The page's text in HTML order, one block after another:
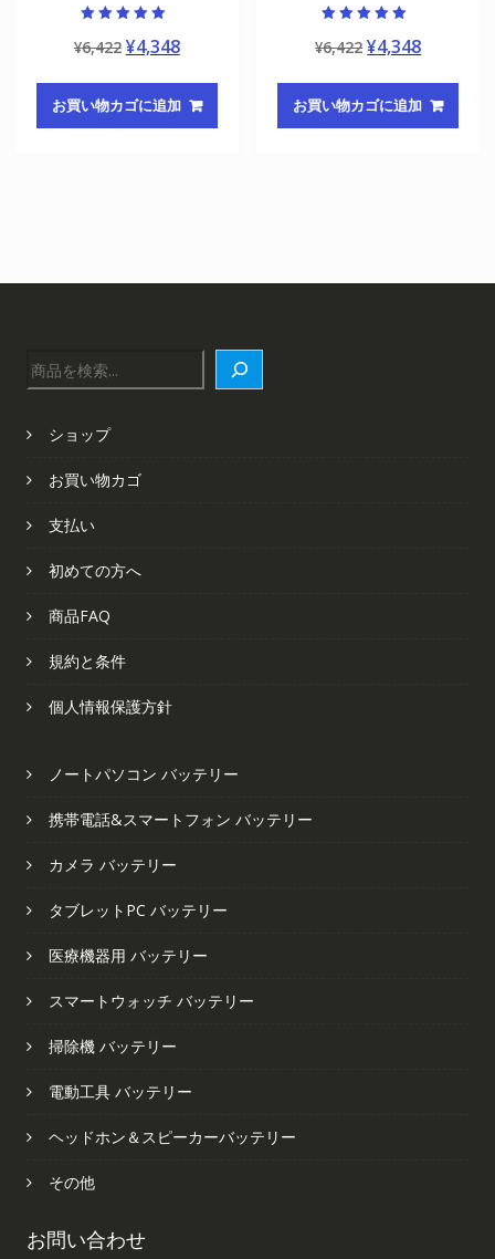
5.00
の評価
¥6,422 元
価
格
¥4,348現
の
価
お買い物カゴに追加
5.00
の評価
¥6,422元
価
格
¥4,348現
の
価
お買い物カゴに追加
検
索
ショップ
お買い物カゴ
支払い
初めての方へ
商品FAQ
規約と条件
個人情報保護方針
ノートパソコン バッテリー
携帯電話&スマートフォン バッテリー
カメラ バッテリー
タブレットPC バッテリー
医療機器用 バッテリー
スマートウォッチ バッテリー
掃除機 バッテリー
電動工具 バッテリー
ヘッドホン＆スピーカーバッテリー
その他
お問い合わせ